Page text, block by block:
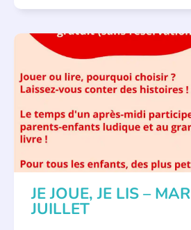
JE JOUE, JE LIS –
JUILLET